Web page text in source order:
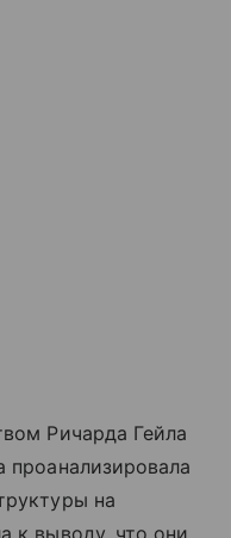
Ричарда Гейла
проанализировала
на
к выводу, что они